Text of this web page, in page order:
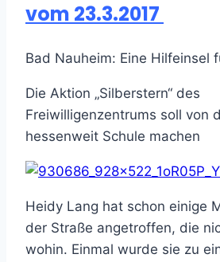
vom 23.3.2017
Bad Nauheim: Eine Hilfeinsel
Die Aktion „Silberstern“ des
Freiwilligenzentrums soll von
hessenweit Schule machen
Heidy Lang hat schon einige
der Straße angetroffen, die
wohin. Einmal wurde sie zu